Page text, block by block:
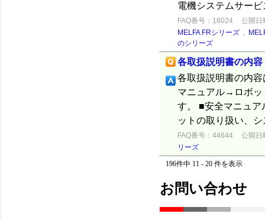
電機システムサー
FAQ番号：18024
公開日
MELFA FRシリーズ ,
のシリーズ
各取扱説明書の内容
各取扱説明書の内
マニュアル→ロボッ
す。 ■安全マニュア
ットの取り扱い、
FAQ番号：44644
公開日
リーズ
196件中 11 - 20 件を表示
お問い合わせ